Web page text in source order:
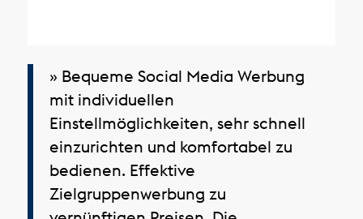
» Bequeme Social Media Werbung
mit individuellen
Einstellmöglichkeiten, sehr schnell
einzurichten und komfortabel zu
bedienen. Effektive
Zielgruppenwerbung zu